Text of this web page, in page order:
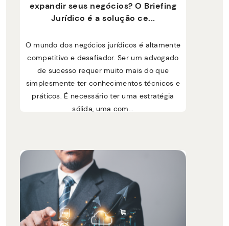
expandir seus negócios? O Briefing
Jurídico é a solução ce...
O mundo dos negócios jurídicos é altamente
competitivo e desafiador. Ser um advogado
de sucesso requer muito mais do que
simplesmente ter conhecimentos técnicos e
práticos. É necessário ter uma estratégia
sólida, uma com...